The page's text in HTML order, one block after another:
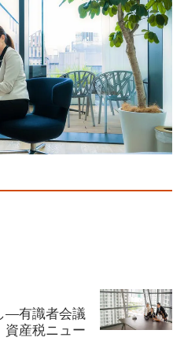
―有識者会議
資産税ニュー